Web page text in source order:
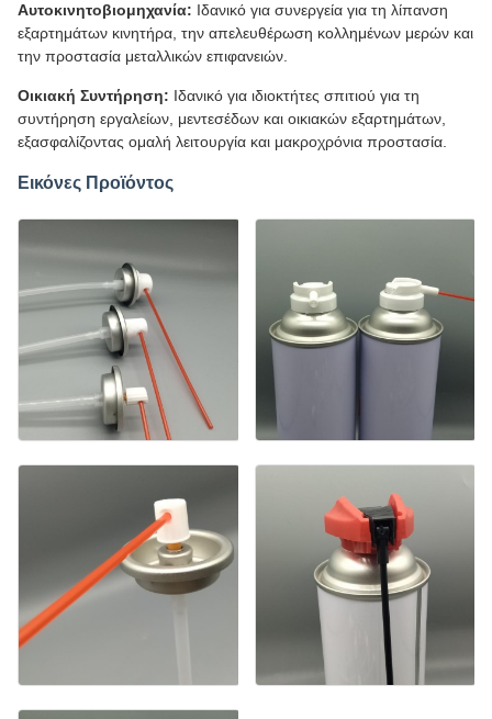
Αυτοκινητοβιομηχανία: Ιδανικό για συνεργεία για τη λίπανση
εξαρτημάτων κινητήρα, την απελευθέρωση κολλημένων μερών και
την προστασία μεταλλικών επιφανειών.
Οικιακή Συντήρηση: Ιδανικό για ιδιοκτήτες σπιτιού για τη
συντήρηση εργαλείων, μεντεσέδων και οικιακών εξαρτημάτων,
εξασφαλίζοντας ομαλή λειτουργία και μακροχρόνια προστασία.
Εικόνες Προϊόντος